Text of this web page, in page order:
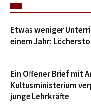
Etwas weniger
einem Jahr:
Ein Offener Brief mit
Kultusministerium
junge Lehrkräfte